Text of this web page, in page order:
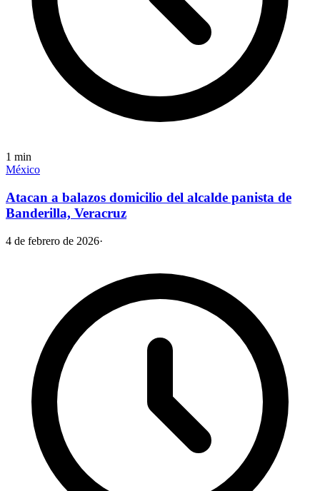
1 min
México
Atacan a balazos domicilio del alcalde panista de
Banderilla, Veracruz
4 de febrero de 2026·